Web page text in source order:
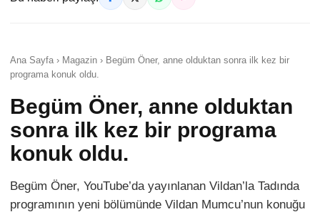
Ana Sayfa › Magazin › Begüm Öner, anne olduktan sonra ilk kez bir
programa konuk oldu.
Begüm Öner, anne olduktan
sonra ilk kez bir programa
konuk oldu.
Begüm Öner, YouTube’da yayınlanan Vildan’la Tadında
programının yeni bölümünde Vildan Mumcu’nun konuğu